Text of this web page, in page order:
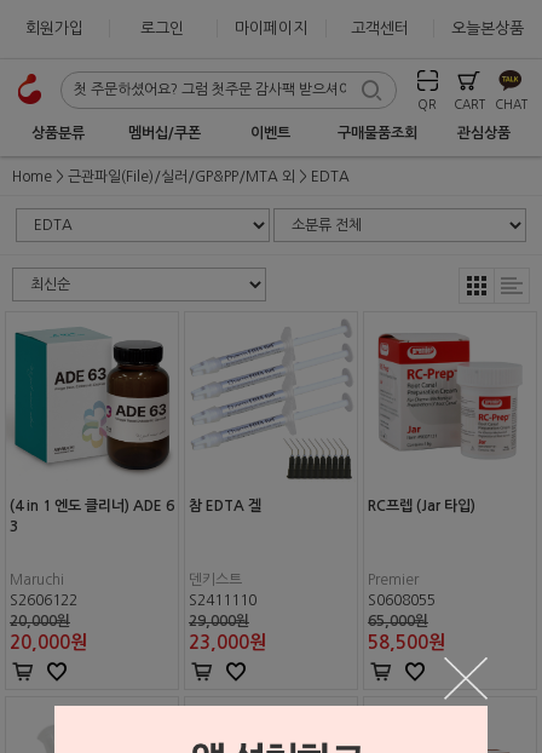
회원가입 로그인 마이페이지 고객센터 오늘본상품
QR CART CHAT
상품분류 멤버십/쿠폰 이벤트 구매물품조회 관심상품
Home 근관파일(File)/실러/GP&PP/MTA 외 EDTA
(4 in 1 엔도 클리너) ADE 6
3
Maruchi
S2606122
20,000원
20,000원
참 EDTA 겔
덴키스트
S2411110
29,000원
23,000원
RC프렙 (Jar 타입)
Premier
S0608055
65,000원
58,500원